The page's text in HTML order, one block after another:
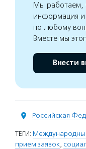
Мы работаем,
информация и
по любому
Вместе мы
Внести
Российская
ТЕГИ:
прием заявок,